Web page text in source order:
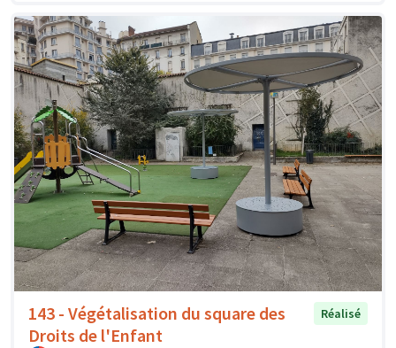
143 - Végétalisation du square des
Droits de l'Enfant
Réalisé